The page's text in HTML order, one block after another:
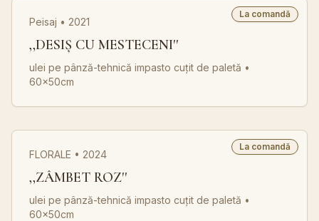
La comandă
Peisaj • 2021
,,DESIȘ CU MESTECENI''
ulei pe pânză-tehnică impasto cuțit de paletă •
60x50cm
La comandă
FLORALE • 2024
,,ZÂMBET ROZ''
ulei pe pânză-tehnică impasto cuțit de paletă •
60x50cm